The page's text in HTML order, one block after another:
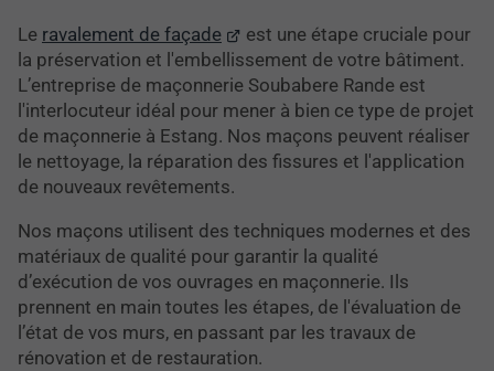
Le ravalement de façade
est une étape cruciale pour
la préservation et l'embellissement de votre bâtiment.
L’entreprise de maçonnerie Soubabere Rande est
l'interlocuteur idéal pour mener à bien ce type de projet
de maçonnerie à Estang. Nos maçons peuvent réaliser
le nettoyage, la réparation des fissures et l'application
de nouveaux revêtements.
Nos maçons utilisent des techniques modernes et des
matériaux de qualité pour garantir la qualité
d’exécution de vos ouvrages en maçonnerie. Ils
prennent en main toutes les étapes, de l'évaluation de
l’état de vos murs, en passant par les travaux de
rénovation et de restauration.